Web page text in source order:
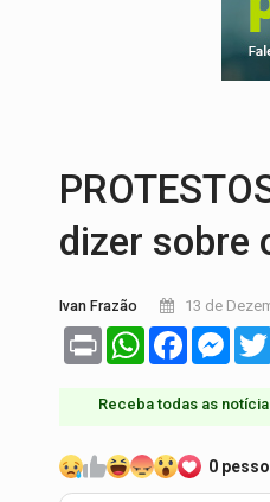
AÇÃO
dizer sobre
Ivan Frazão 13 de
Print WhatsAppFacebook
Receba todas as
0